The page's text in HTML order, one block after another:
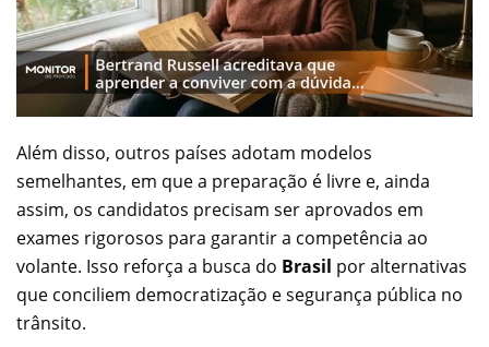
Além disso, outros países adotam modelos
semelhantes, em que a preparação é livre e, ainda
assim, os candidatos precisam ser aprovados em
exames rigorosos para garantir a competência ao
volante. Isso reforça a busca do Brasil por alternativas
que conciliem democratização e segurança pública no
trânsito.